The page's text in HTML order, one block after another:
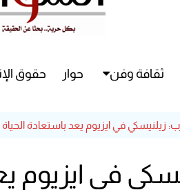
ثقافة وفن
مسرح
حوار حقوق
للحرب: زيلنيسكي